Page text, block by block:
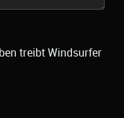
treibt Windsurfer